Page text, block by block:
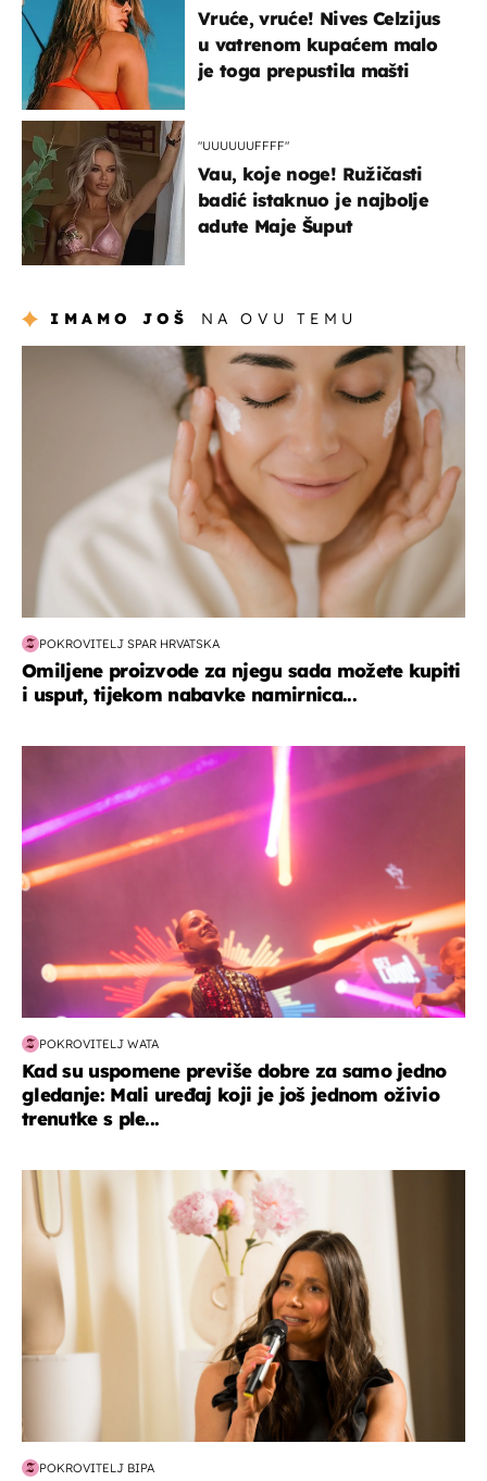
Vruće, vruće! Nives Celzijus
u vatrenom kupaćem malo
je toga prepustila mašti
"UUUUUUFFFF"
Vau, koje noge! Ružičasti
badić istaknuo je najbolje
adute Maje Šuput
IMAMO JOŠ NA OVU TEMU
moda & ljepota
POKROVITELJ SPAR HRVATSKA
Omiljene proizvode za njegu sada možete kupiti
i usput, tijekom nabavke namirnica...
POKROVITELJ WATA
Kad su uspomene previše dobre za samo jedno
gledanje: Mali uređaj koji je još jednom oživio
trenutke s ple...
moda & ljepota
POKROVITELJ BIPA